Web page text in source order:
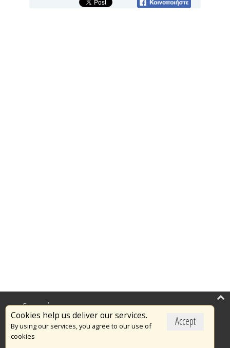
Accept
Cookies help us deliver our services.
By using our services, you agree to our use of
cookies
Επικαιρότητα
Το Πυροσβεστικό Σώμα